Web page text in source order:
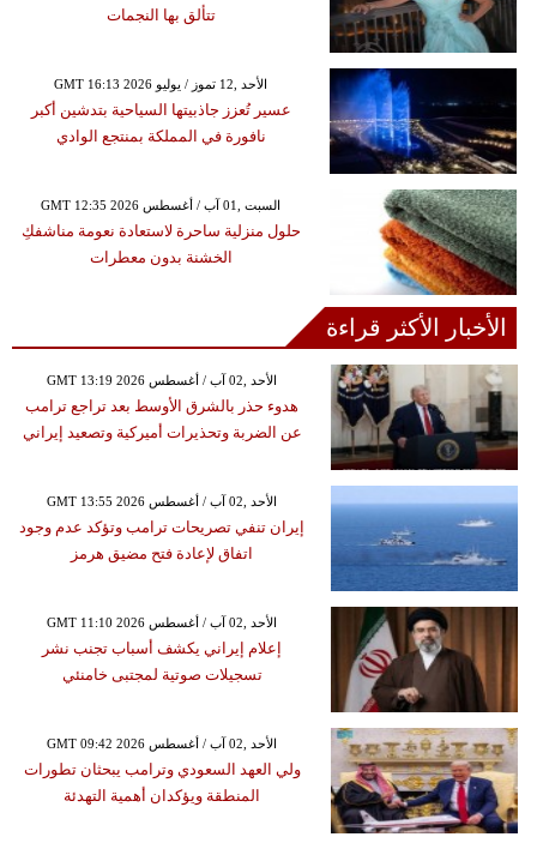
تتألق بها النجمات
GMT 16:13 2026 الأحد ,12 تموز / يوليو
عسير تُعزز جاذبيتها السياحية بتدشين أكبر
نافورة في المملكة بمنتجع الوادي
GMT 12:35 2026 السبت ,01 آب / أغسطس
حلول منزلية ساحرة لاستعادة نعومة مناشفكِ
الخشنة بدون معطرات
الأخبار الأكثر قراءة
GMT 13:19 2026 الأحد ,02 آب / أغسطس
هدوء حذر بالشرق الأوسط بعد تراجع ترامب
عن الضربة وتحذيرات أميركية وتصعيد إيراني
GMT 13:55 2026 الأحد ,02 آب / أغسطس
إيران تنفي تصريحات ترامب وتؤكد عدم وجود
اتفاق لإعادة فتح مضيق هرمز
GMT 11:10 2026 الأحد ,02 آب / أغسطس
إعلام إيراني يكشف أسباب تجنب نشر
تسجيلات صوتية لمجتبى خامنئي
GMT 09:42 2026 الأحد ,02 آب / أغسطس
ولي العهد السعودي وترامب يبحثان تطورات
المنطقة ويؤكدان أهمية التهدئة